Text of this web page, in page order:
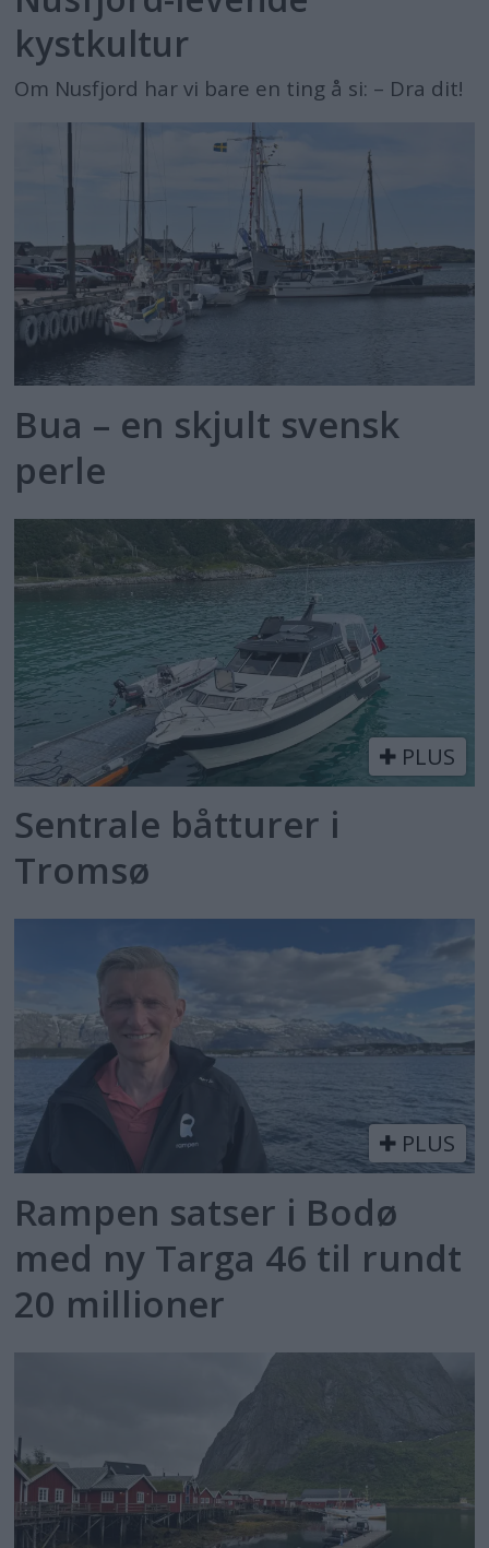
kystkultur
Om Nusfjord har vi bare en ting å si: – Dra dit!
Bua – en skjult svensk
perle
PLUS
Sentrale båtturer i
Tromsø
PLUS
Rampen satser i Bodø
med ny Targa 46 til rundt
20 millioner